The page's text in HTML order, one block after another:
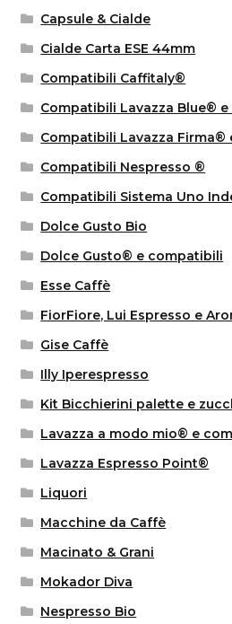
Capsule & Cialde
Cialde Carta ESE 44mm
Compatibili Caffitaly®
Compatibili Lavazza Blue®
Compatibili Lavazza Firma®
Compatibili Nespresso ®
Compatibili Sistema Uno
Dolce Gusto Bio
Dolce Gusto® e compatibili
Esse Caffè
FiorFiore, Lui Espresso e
Gise Caffè
Illy Iperespresso
Kit Bicchierini palette e
Lavazza a modo mio® e
Lavazza Espresso Point®
Liquori
Macchine da Caffè
Macinato & Grani
Mokador Diva
Nespresso Bio